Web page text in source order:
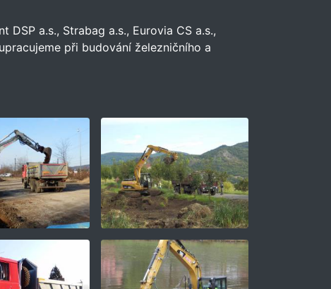
a.s., Strabag a.s., Eurovia CS a.s.,
při budování železničního a